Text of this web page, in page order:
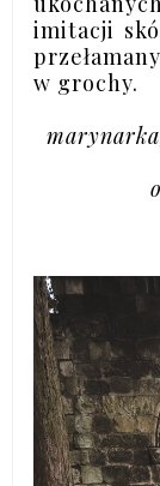
imitacji
w grochy.